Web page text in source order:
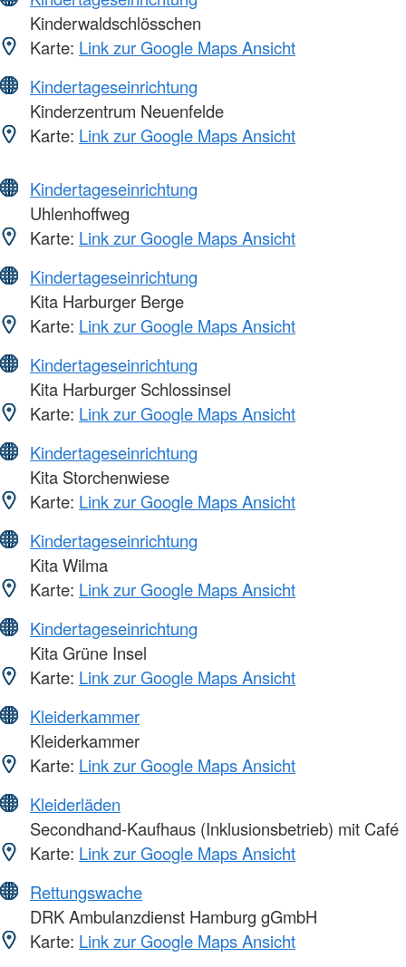
Kinderwaldschlösschen
Karte: Link zur Google Maps Ansicht
Kindertageseinrichtung
Kinderzentrum Neuenfelde
Karte: Link zur Google Maps Ansicht
Kindertageseinrichtung
Uhlenhoffweg
Karte: Link zur Google Maps Ansicht
Kindertageseinrichtung
Kita Harburger Berge
Karte: Link zur Google Maps Ansicht
Kindertageseinrichtung
Kita Harburger Schlossinsel
Karte: Link zur Google Maps Ansicht
Kindertageseinrichtung
Kita Storchenwiese
Karte: Link zur Google Maps Ansicht
Kindertageseinrichtung
Kita Wilma
Karte: Link zur Google Maps Ansicht
Kindertageseinrichtung
Kita Grüne Insel
Karte: Link zur Google Maps Ansicht
Kleiderkammer
Kleiderkammer
Karte: Link zur Google Maps Ansicht
Kleiderläden
Secondhand-Kaufhaus (Inklusionsbetrieb) mit Café
Karte: Link zur Google Maps Ansicht
Rettungswache
DRK Ambulanzdienst Hamburg gGmbH
Karte: Link zur Google Maps Ansicht